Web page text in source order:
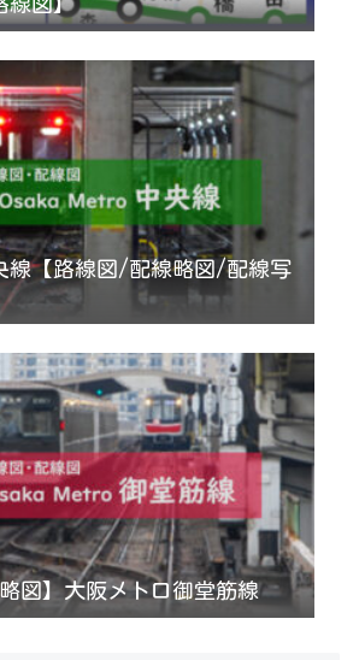
線【路線図/配線略図/配線写
図】大阪メトロ御堂筋線